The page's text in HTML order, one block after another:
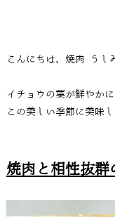
こんにちは、焼肉 うし
イチョウの葉が鮮やか
この美しい季節に美味
焼肉と相性抜群